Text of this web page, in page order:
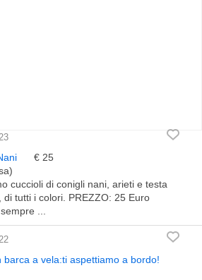
€ 25
cuccioli di conigli nani, arieti e testa
di tutti i colori. PREZZO: 25 Euro
...
barca a vela:ti aspettiamo a bordo!